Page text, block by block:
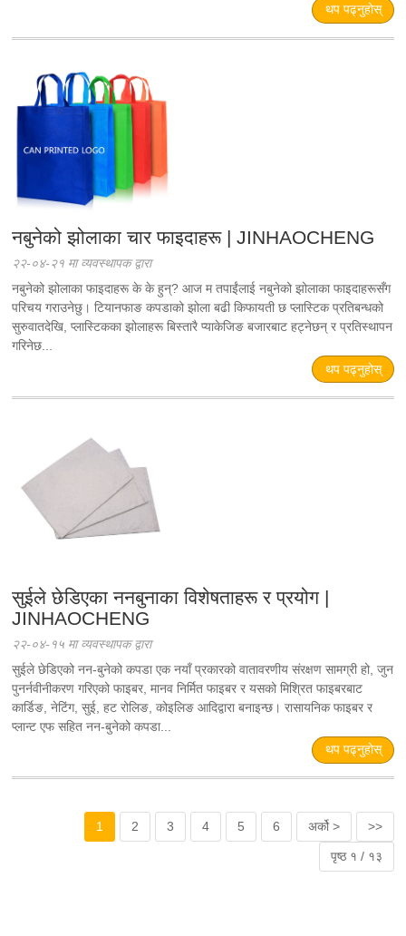
थप पढ्नुहोस्
नबुनेको झोलाका चार फाइदाहरू | JINHAOCHENG
२२-०४-२१ मा व्यवस्थापक द्वारा
नबुनेको झोलाका फाइदाहरू के के हुन्? आज म तपाईंलाई नबुनेको झोलाका फाइदाहरूसँग
परिचय गराउनेछु। टियानफाङ कपडाको झोला बढी किफायती छ प्लास्टिक प्रतिबन्धको
सुरुवातदेखि, प्लास्टिकका झोलाहरू बिस्तारै प्याकेजिङ बजारबाट हट्नेछन् र प्रतिस्थापन
गरिनेछ...
थप पढ्नुहोस्
सुईले छेडिएका ननबुनाका विशेषताहरू र प्रयोग |
JINHAOCHENG
२२-०४-१५ मा व्यवस्थापक द्वारा
सुईले छेडिएको नन-बुनेको कपडा एक नयाँ प्रकारको वातावरणीय संरक्षण सामग्री हो, जुन
पुनर्नवीनीकरण गरिएको फाइबर, मानव निर्मित फाइबर र यसको मिश्रित फाइबरबाट
कार्डिङ, नेटिंग, सुई, हट रोलिङ, कोइलिङ आदिद्वारा बनाइन्छ। रासायनिक फाइबर र
प्लान्ट एफ सहित नन-बुनेको कपडा...
थप पढ्नुहोस्
1 2 3 4 5 6 अर्को > >>
पृष्ठ १ / १३